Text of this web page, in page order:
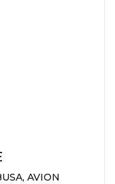
AVION